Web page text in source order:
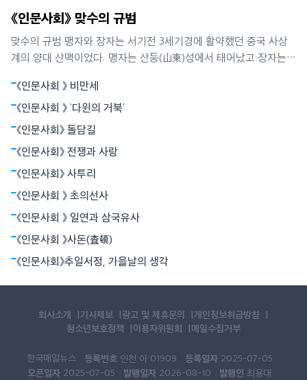
《인문사회》 맞수의 규범
맞수의 규범 맹자와 장자는 서기전 3세기경에 활약했던 중국 사상
계의 양대 산맥이었다. 맹자는 산둥(山東)성에서 태어났고 장자는
다 7년쯤 먼저 태어났지만 같은 시대를 살았던 두 사람은 서로의 존
재에 대해 알고 있었다고 한다. 그럼에도 두 사람은 평생 서로에 대
해 단 한마디도 언급하지 않았다.
《인문사회 》 비만세
《인문사회 》 ‘다윈의 거북’
《인문사회》 돌담길
《인문사회》 전쟁과 사랑
《인문사회》 사투리
《인문사회 》 초의선사
《인문사회 》 일연과 삼국유사
《인문사회 》사돈(査頓)
《인문사회》추일서정, 가을날의 생각
회사소개 기사제보 광고 및 제휴문의
개인정보취급방침
청소년보호정책
이용자위원회 메일수집거부
한국매일뉴스 등록번호 인천 아 01909 등록일자 2025-07-05
오픈일자 2025-07-05 발행일자 2026-08-10 발행인 최용대